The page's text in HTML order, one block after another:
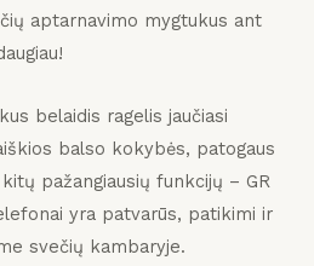
aptarnavimo mygtukus ant
belaidis ragelis jaučiasi
balso kokybės, patogaus
pažangiausių funkcijų – GR
yra patvarūs, patikimi ir
svečių kambaryje.